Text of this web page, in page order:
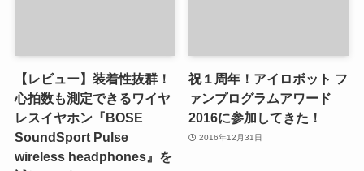
【レビュー】装着性抜群！
心拍数も測定できるワイヤ
レスイヤホン『BOSE
SoundSport Pulse
wireless headphones』を
祝１周年！アイロボット フ
ァンプログラムアワード
2016に参加してきた！
2016年12月31日